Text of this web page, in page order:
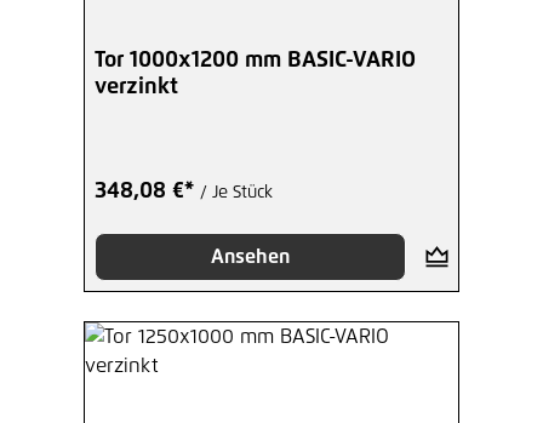
Tor 1000x1200 mm BASIC-VARIO
verzinkt
348,08 €* / Je Stück
Ansehen